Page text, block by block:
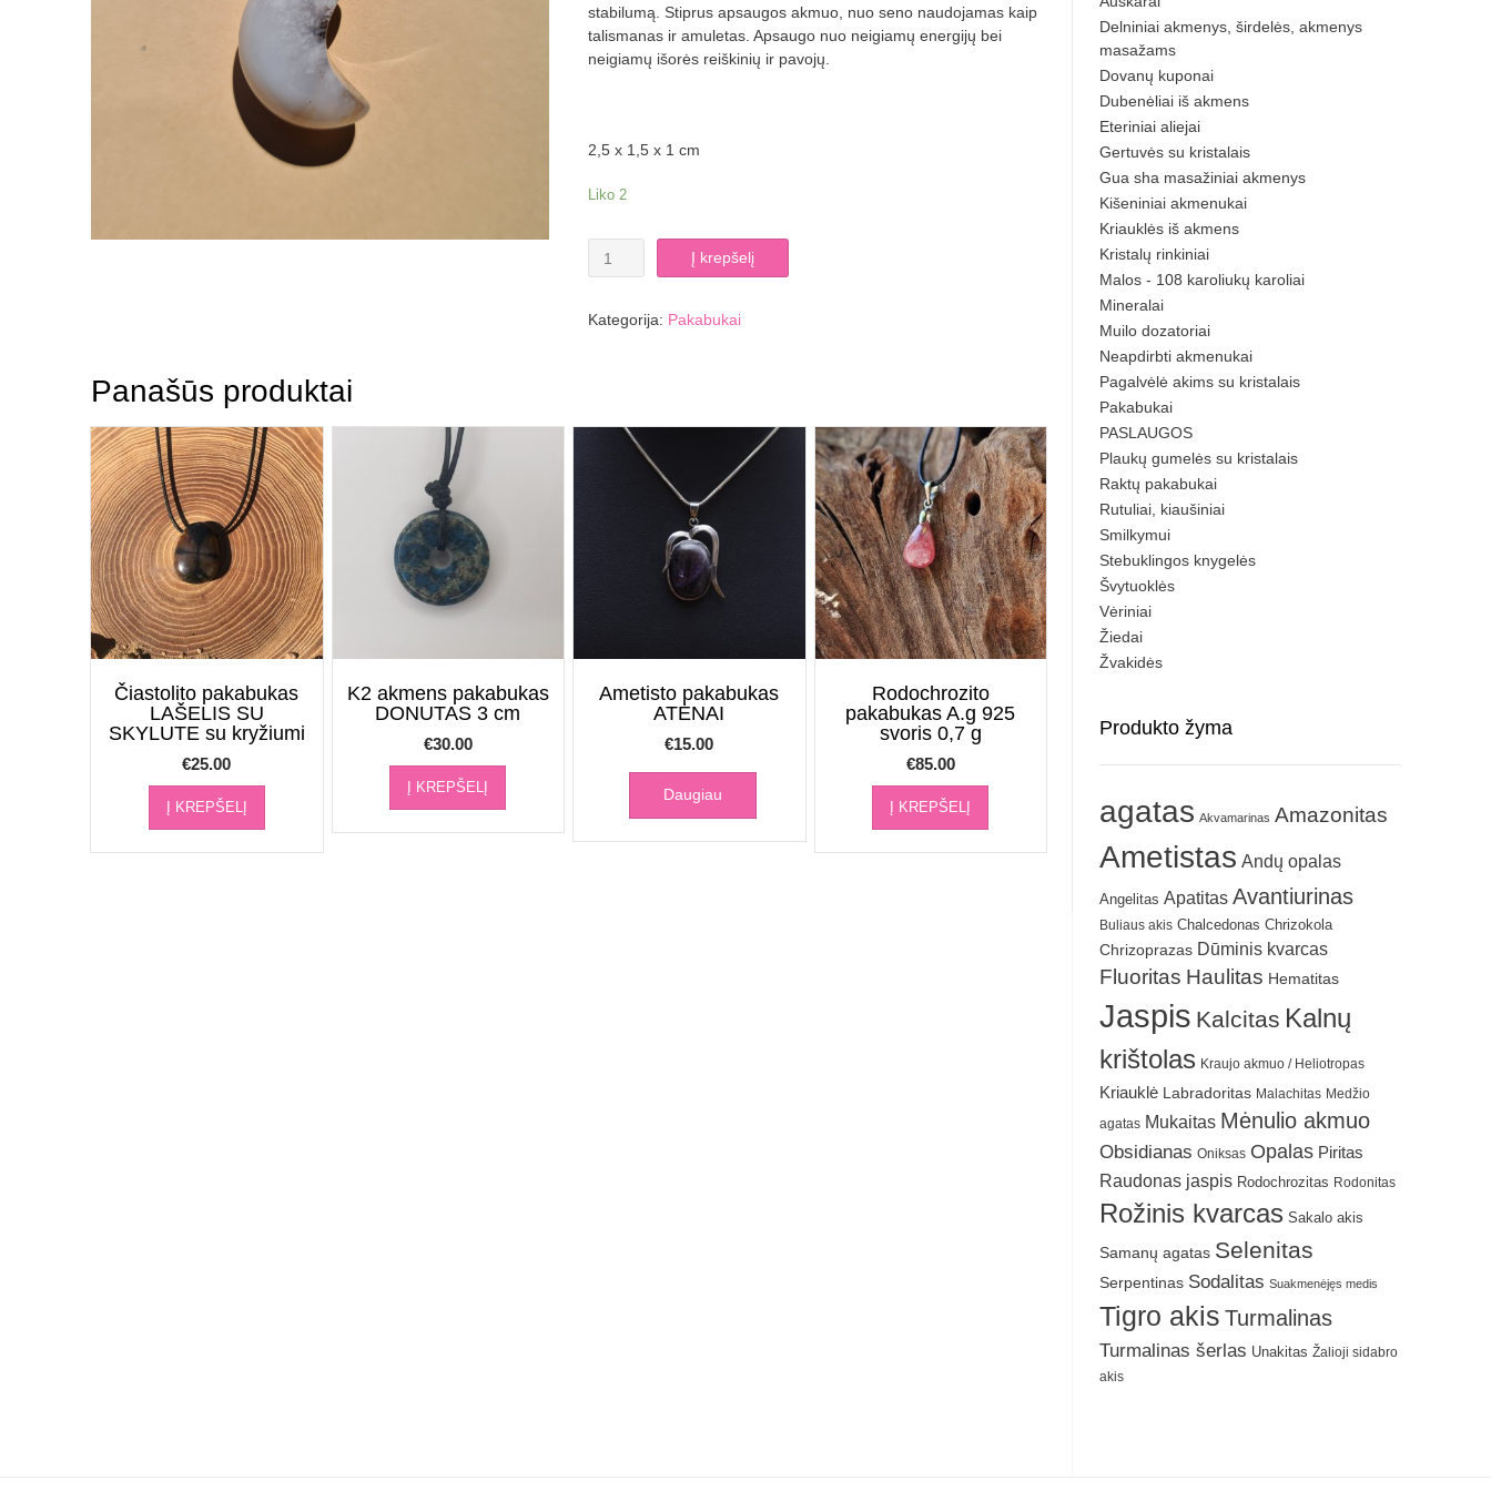
stabilumą. Stiprus apsaugos akmuo, nuo seno naudojamas kaip
talismanas ir amuletas. Apsaugo nuo neigiamų energijų bei
neigiamų išorės reiškinių ir pavojų.
2,5 x 1,5 x 1 cm
Liko 2
pakabukas
Į krepšelį
Kategorija: Pakabukai
Panašūs produktai
Čiastolito pakabukas
LAŠELIS SU
SKYLUTE su kryžiumi
€25.00
Į KREPŠELĮ
K2 akmens pakabukas
DONUTAS 3 cm
€30.00
Į KREPŠELĮ
Ametisto pakabukas
ATĖNAI
€15.00
Daugiau
Rodochrozito
pakabukas A.g 925
svoris 0,7 g
€85.00
Į KREPŠELĮ
Delniniai akmenys, širdelės, akmenys
masažams
Dovanų kuponai
Dubenėliai iš akmens
Eteriniai aliejai
Gertuvės su kristalais
Gua sha masažiniai akmenys
Kišeniniai akmenukai
Kriauklės iš akmens
Kristalų rinkiniai
Malos - 108 karoliukų karoliai
Mineralai
Muilo dozatoriai
Neapdirbti akmenukai
Pagalvėlė akims su kristalais
Pakabukai
PASLAUGOS
Plaukų gumelės su kristalais
Raktų pakabukai
Rutuliai, kiaušiniai
Smilkymui
Stebuklingos knygelės
Švytuoklės
Vėriniai
Žiedai
Žvakidės
Produkto žyma
agatas Akvamarinas Amazonitas
Ametistas Andų opalas
Angelitas Apatitas Avantiurinas
Buliaus akis Chalcedonas Chrizokola
Chrizoprazas Dūminis kvarcas
Fluoritas Haulitas Hematitas
Jaspis Kalcitas Kalnų
krištolas Kraujo akmuo / Heliotropas
Kriauklė Labradoritas Malachitas Medžio
agatas Mukaitas Mėnulio akmuo
Obsidianas Oniksas Opalas Piritas
Raudonas jaspis Rodochrozitas Rodonitas
Rožinis kvarcas Sakalo akis
Samanų agatas Selenitas
Serpentinas Sodalitas Suakmenėjęs medis
Tigro akis Turmalinas
Turmalinas šerlas Unakitas Žalioji sidabro
akis